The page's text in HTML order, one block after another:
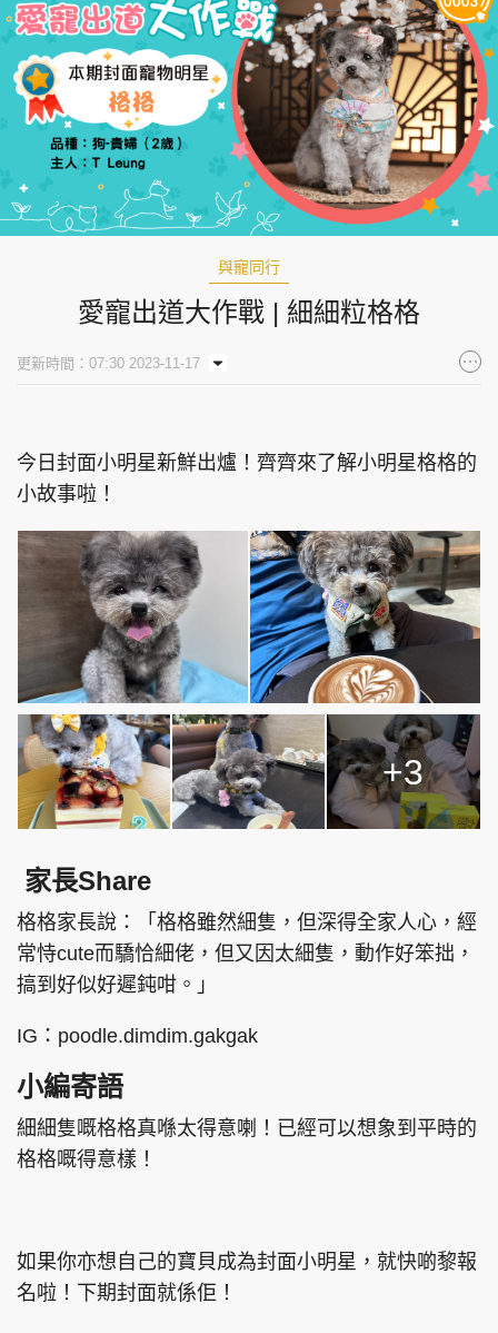
與寵同行
愛寵出道大作戰 | 細細粒格格
更新時間：07:30 2023-11-17
今日封面小明星新鮮出爐！齊齊來了解小明星格格的
小故事啦！
+3
家長Share
格格家長說：「格格雖然細隻，但深得全家人心，經
常恃cute而驕恰細佬，但又因太細隻，動作好笨拙，
搞到好似好遲鈍咁。」
IG：poodle.dimdim.gakgak
小編寄語
細細隻嘅格格真喺太得意喇！已經可以想象到平時的
格格嘅得意樣！
如果你亦想自己的寶貝成為封面小明星，就快啲黎報
名啦！下期封面就係佢！